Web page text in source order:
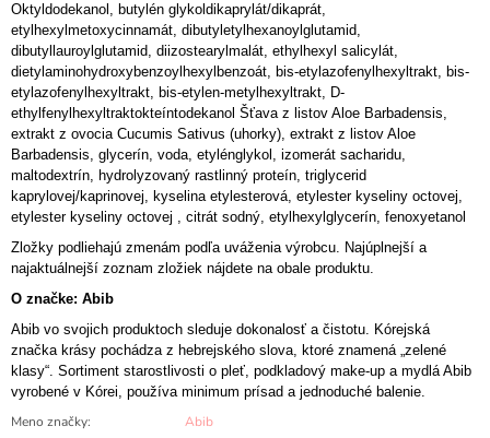
Oktyldodekanol, butylén glykoldikaprylát/dikaprát,
etylhexylmetoxycinnamát, dibutyletylhexanoylglutamid,
dibutyllauroylglutamid, diizostearylmalát, ethylhexyl salicylát,
dietylaminohydroxybenzoylhexylbenzoát, bis-etylazofenylhexyltrakt, bis-
etylazofenylhexyltrakt, bis-etylen-metylhexyltrakt, D-
ethylfenylhexyltraktokteíntodekanol Šťava z listov Aloe Barbadensis,
extrakt z ovocia Cucumis Sativus (uhorky), extrakt z listov Aloe
Barbadensis, glycerín, voda, etylénglykol, izomerát sacharidu,
maltodextrín, hydrolyzovaný rastlinný proteín, triglycerid
kaprylovej/kaprinovej, kyselina etylesterová, etylester kyseliny octovej,
etylester kyseliny octovej , citrát sodný, etylhexylglycerín, fenoxyetanol
Zložky podliehajú zmenám podľa uváženia výrobcu. Najúplnejší a
najaktuálnejší zoznam zložiek nájdete na obale produktu.
O značke: Abib
Abib vo svojich produktoch sleduje dokonalosť a čistotu. Kórejská
značka krásy pochádza z hebrejského slova, ktoré znamená „zelené
klasy“. Sortiment starostlivosti o pleť, podkladový make-up a mydlá Abib
vyrobené v Kórei, používa minimum prísad a jednoduché balenie.
Meno značky:
Abib